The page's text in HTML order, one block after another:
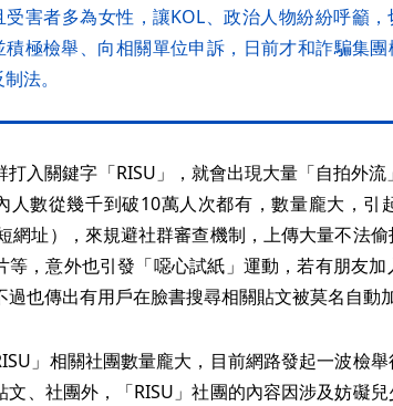
受害者多為女性，讓KOL、政治人物紛紛呼籲
積極檢舉、向相關單位申訴，日前才和詐騙集
法。
打入關鍵字「RISU」，就會出現大量「自拍外
人數從幾千到破10萬人次都有，數量龐大，引
網址），來規避社群審查機制，上傳大量不法
等，意外也引發「噁心試紙」運動，若有朋友
過也傳出有用戶在臉書搜尋相關貼文被莫名自動
」相關社團數量龐大，目前網路發起一波檢
文、社團外，「RISU」社團的內容因涉及妨礙兒